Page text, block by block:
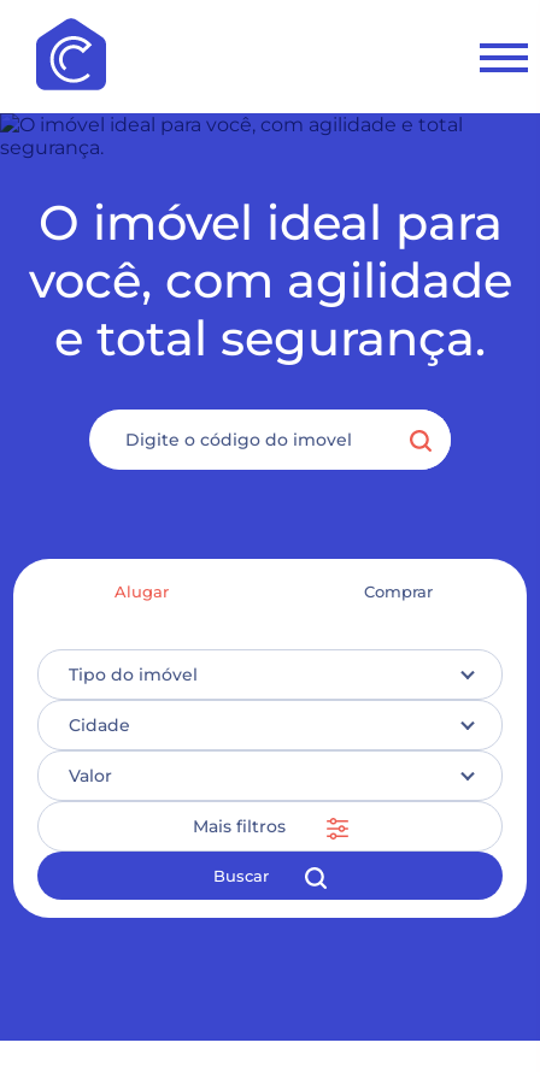
O imóvel ideal para
você, com agilidade
e total segurança.
Alugar Comprar
Tipo do imóvel
Cidade
Valor
Mais filtros
Buscar